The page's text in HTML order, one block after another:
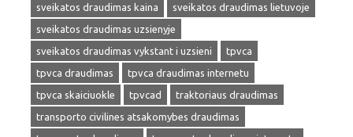
sveikatos draudimas kaina
sveikatos draudimas lietuvoje
sveikatos draudimas uzsienyje
sveikatos draudimas vykstant i uzsieni
tpvca
tpvca draudimas
tpvca draudimas internetu
tpvca skaiciuokle
tpvcad
traktoriaus draudimas
transporto civilines atsakomybes draudimas